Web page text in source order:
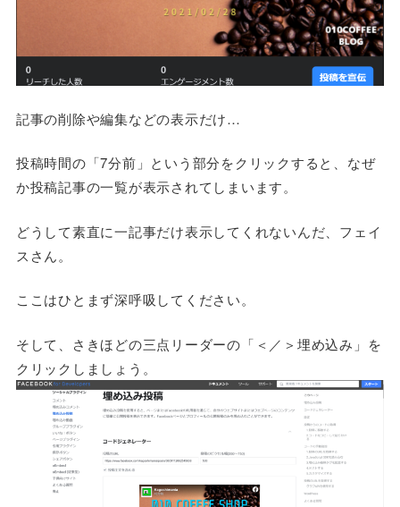
記事の削除や編集などの表示だけ…
投稿時間の「7分前」という部分をクリックすると、なぜ
か投稿記事の一覧が表示されてしまいます。
どうして素直に一記事だけ表示してくれないんだ、フェイ
スさん。
ここはひとまず深呼吸してください。
そして、さきほどの三点リーダーの「＜／＞埋め込み」を
クリックしましょう。